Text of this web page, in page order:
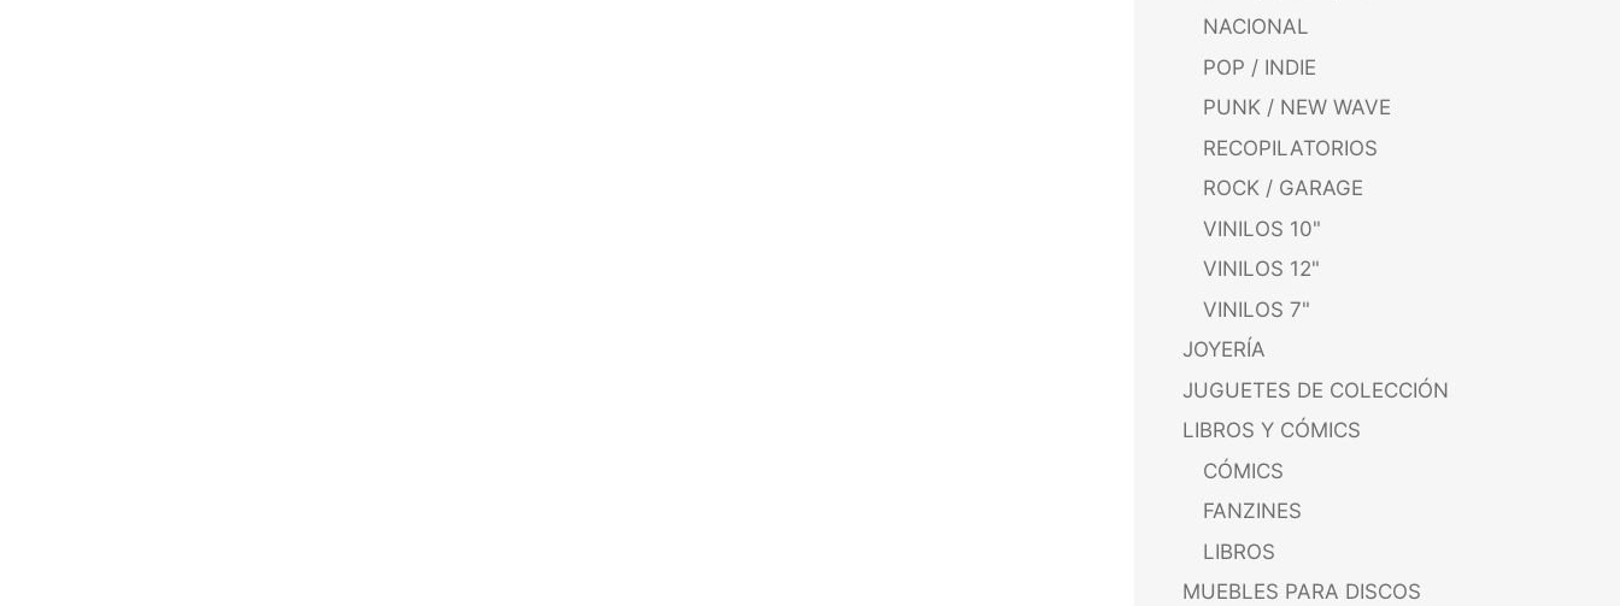
NACIONAL
POP / INDIE
PUNK / NEW WAVE
RECOPILATORIOS
ROCK / GARAGE
VINILOS 10"
VINILOS 12"
VINILOS 7"
JOYERÍA
JUGUETES DE COLECCIÓN
LIBROS Y CÓMICS
CÓMICS
FANZINES
LIBROS
MUEBLES PARA DISCOS